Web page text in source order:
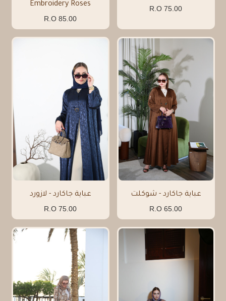
75.00 R.O
Embroidery Roses
85.00 R.O
عباية جاكارد - شوكلت
65.00 R.O
عباية جاكارد - لازورد
75.00 R.O